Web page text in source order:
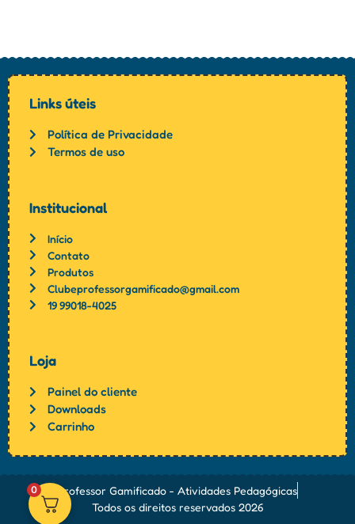
Links úteis
Política de Privacidade
Termos de uso
Institucional
Início
Contato
Produtos
Clubeprofessorgamificado@gmail.com
19 99018-4025
Loja
Painel do cliente
Downloads
Carrinho
Professor Gamificado - Atividades Pedagógicas
Todos os direitos reservados 2026
0